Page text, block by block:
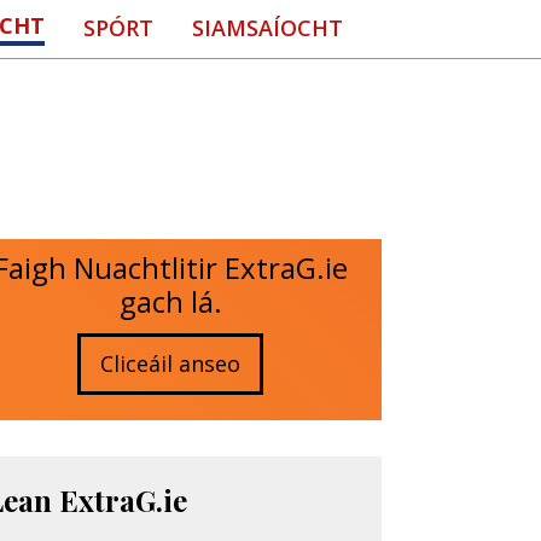
SPÓRT SIAMSAÍOCHT
Nuachtlitir ExtraG.ie
gach lá.
Cliceáil anseo
ExtraG.ie